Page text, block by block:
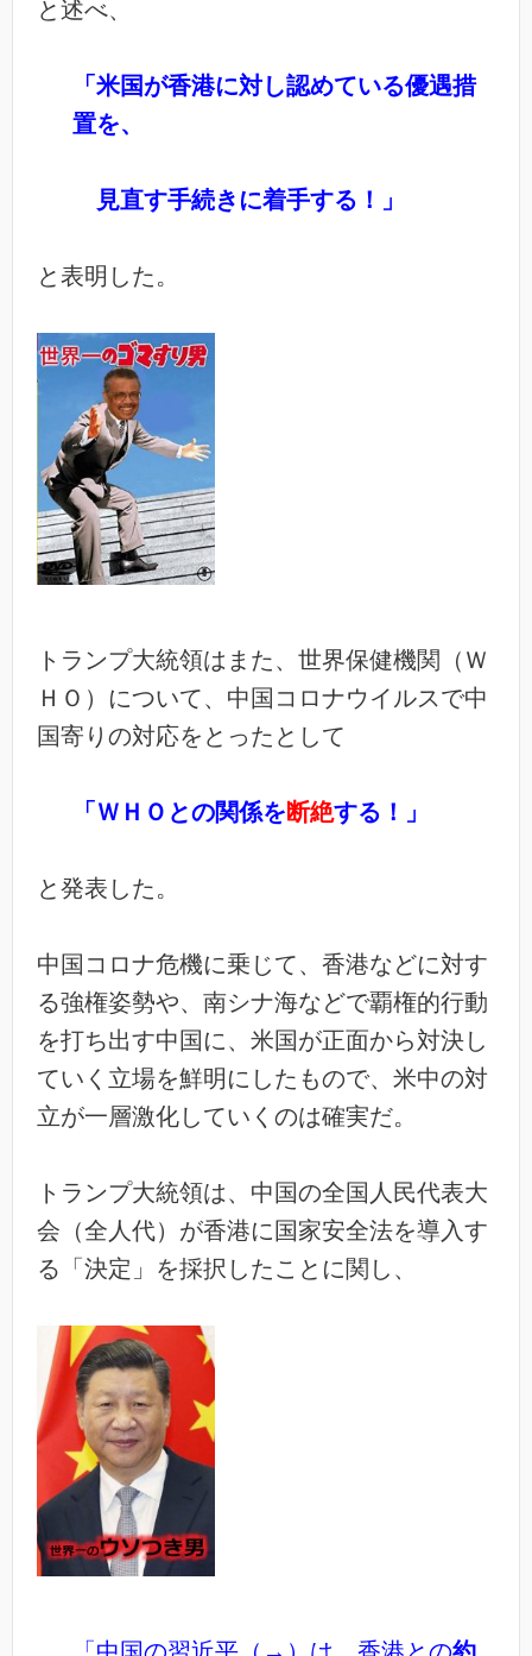
と述べ、
「米国が香港に対し認めている優遇措
置を、
見直す手続きに着手する！」
と表明した。
トランプ大統領はまた、世界保健機関（Ｗ
ＨＯ）について、中国コロナウイルスで中
国寄りの対応をとったとして
「ＷＨＯとの関係を断絶する！」
と発表した。
中国コロナ危機に乗じて、香港などに対す
る強権姿勢や、南シナ海などで覇権的行動
を打ち出す中国に、米国が正面から対決し
ていく立場を鮮明にしたもので、米中の対
立が一層激化していくのは確実だ。
トランプ大統領は、中国の全国人民代表大
会（全人代）が香港に国家安全法を導入す
る「決定」を採択したことに関し、